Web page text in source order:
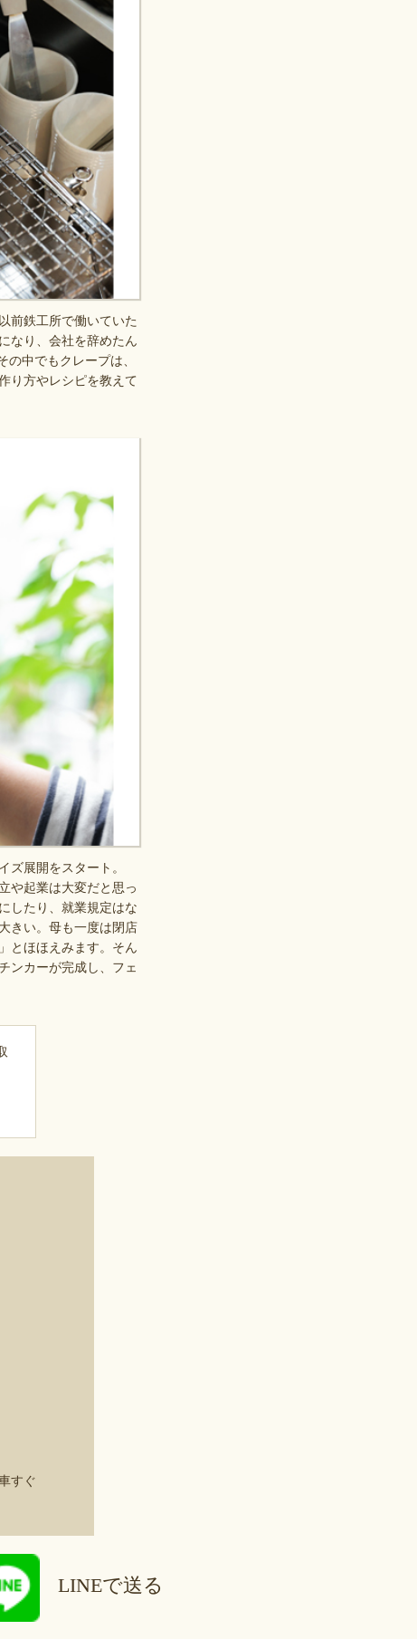
前鉄工所で働いていた
なり、会社を辞めたん
中でもクレープは、
り方やレシピを教えて
展開をスタート。
や起業は大変だと思っ
したり、就業規定はな
きい。母も一度は閉店
とほほえみます。そん
ンカーが完成し、フェ
すぐ
LINEで送る